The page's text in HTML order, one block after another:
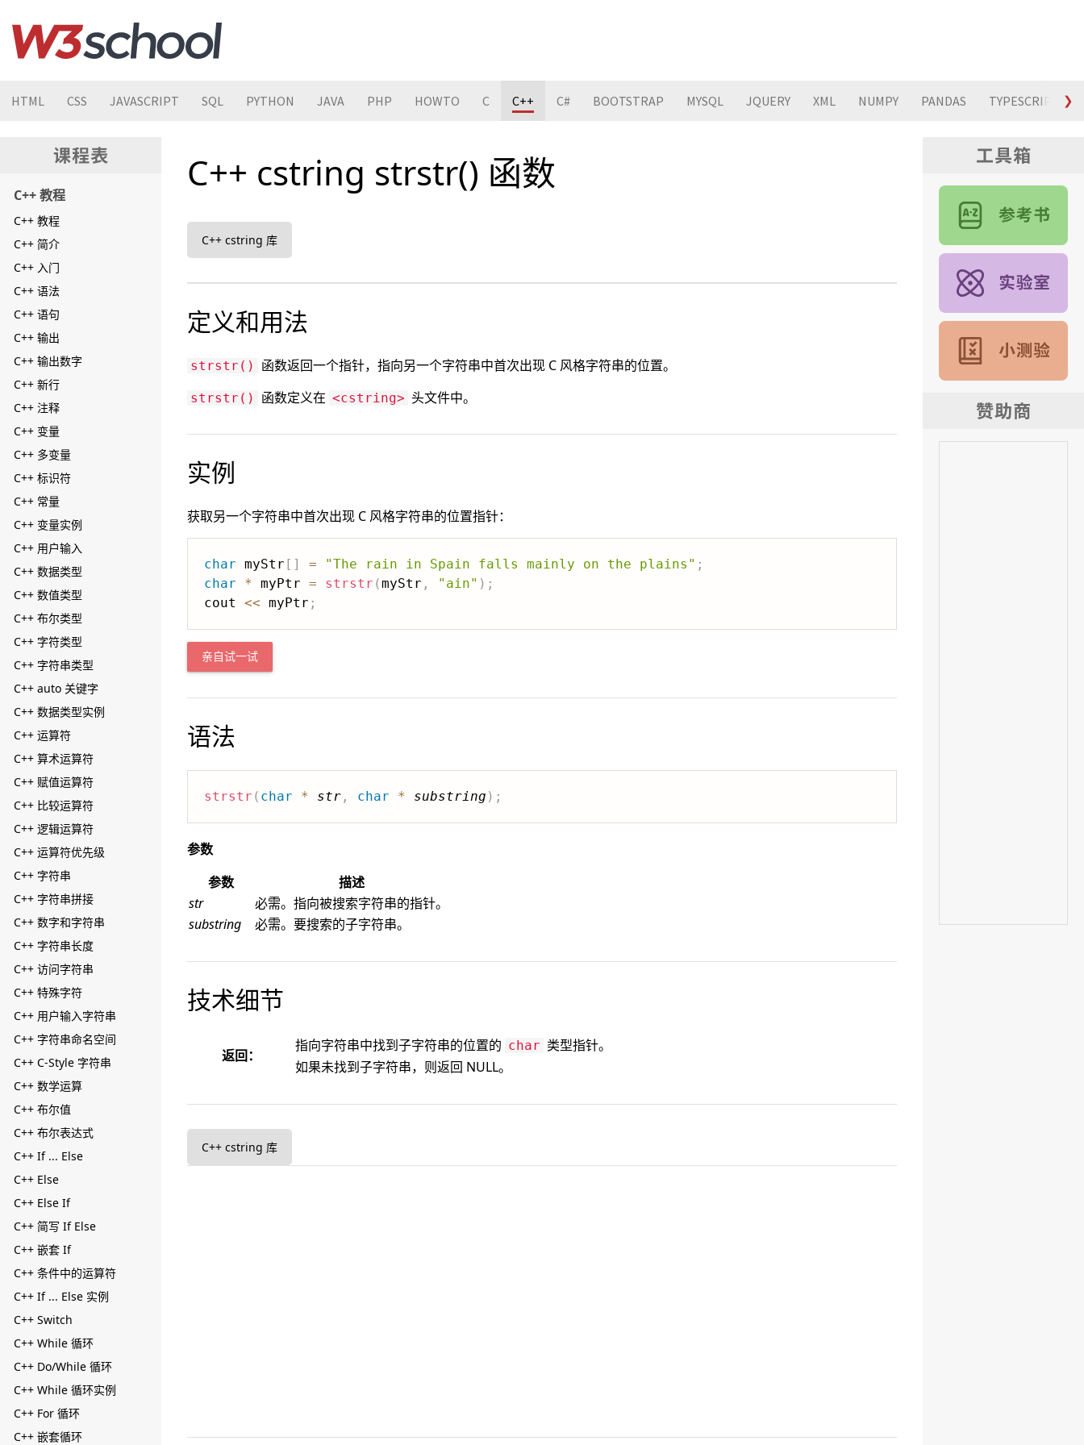
HTML CSS JAVASCRIPT SQL PYTHON JAVA PHP HOWTO C C++ C# BOOTSTRAP MYSQL JQUERY XML NUMPY PANDAS TYPESCRIPT ❯
C++ 教程
C++ 教程
C++ 简介
C++ 入门
C++ 语法
C++ 语句
C++ 输出
C++ 输出数字
C++ 新行
C++ 注释
C++ 变量
C++ 多变量
C++ 标识符
C++ 常量
C++ 变量实例
C++ 用户输入
C++ 数据类型
C++ 数值类型
C++ 布尔类型
C++ 字符类型
C++ 字符串类型
C++ auto 关键字
C++ 数据类型实例
C++ 运算符
C++ 算术运算符
C++ 赋值运算符
C++ 比较运算符
C++ 逻辑运算符
C++ 运算符优先级
C++ 字符串
C++ 字符串拼接
C++ 数字和字符串
C++ 字符串长度
C++ 访问字符串
C++ 特殊字符
C++ 用户输入字符串
C++ 字符串命名空间
C++ C-Style 字符串
C++ 数学运算
C++ 布尔值
C++ 布尔表达式
C++ If ... Else
C++ Else
C++ Else If
C++ 简写 If Else
C++ 嵌套 If
C++ 条件中的运算符
C++ If ... Else 实例
C++ Switch
C++ While 循环
C++ Do/While 循环
C++ While 循环实例
C++ For 循环
C++ 嵌套循环
C++ cstring strstr() 函数
C++ cstring 库
定义和用法
strstr() 函数返回一个指针，指向另一个字符串中首次出现 C 风格字符串的位置。
strstr() 函数定义在 <cstring> 头文件中。
实例
获取另一个字符串中首次出现 C 风格字符串的位置指针：
char myStr [ ] = "The rain in Spain falls mainly on the plains" ;
char
* myPtr = strstr (myStr , "ain" ) ;
cout << myPtr ;
亲自试一试
语法
strstr ( char * str , char * substring ) ;
参数
参数
描述
str
必需。指向被搜索字符串的指针。
substring
必需。要搜索的子字符串。
技术细节
返回：
指向字符串中找到子字符串的位置的 char 类型指针。
如果未找到子字符串，则返回 NULL。
C++ cstring 库